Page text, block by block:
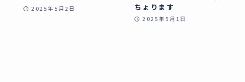
2025年5月2日
ちょります
2025年5月1日